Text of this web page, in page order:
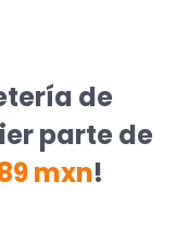
de
parte de
mxn!